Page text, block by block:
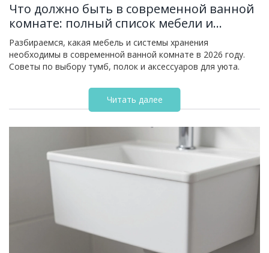
Что должно быть в современной ванной
комнате: полный список мебели и
хранения
Разбираемся, какая мебель и системы хранения
необходимы в современной ванной комнате в 2026 году.
Советы по выбору тумб, полок и аксессуаров для уюта.
Читать далее